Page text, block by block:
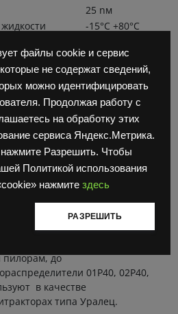
файлы cookie и сервис
не содержат сведений,
можно идентифицировать
Продолжая работу с
на обработку этих
сервиса Яндекс.Метрика.
Разрешить. Чтобы
Политикой использования
нажмите здесь
РАЗРЕШИТЬ
25 nм
-15°C +80°C
bar
<25 N
4,2 кг
/ бункеровоз МПР-1,
3101, МСК-4301, Как любой
распределитель 3Р40
другой гидравлической
техники. Благодаря
характеристикам,
габаритам
можно встретить на
назначения от
пилорам, до
01Р40, 02Р40,
в качестве
типа Уралец.